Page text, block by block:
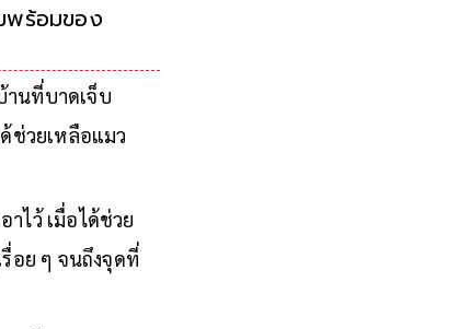
ร้อมของผู้รับ
านที่บาดเจ็บ
วยเหลือแมว
ไว้ เมื่อได้ช่วย
ย ๆ จนถึงจุดที่